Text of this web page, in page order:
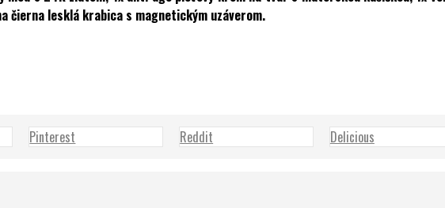
čierna lesklá krabica s magnetickým uzáverom.
Pinterest Reddit Delicious